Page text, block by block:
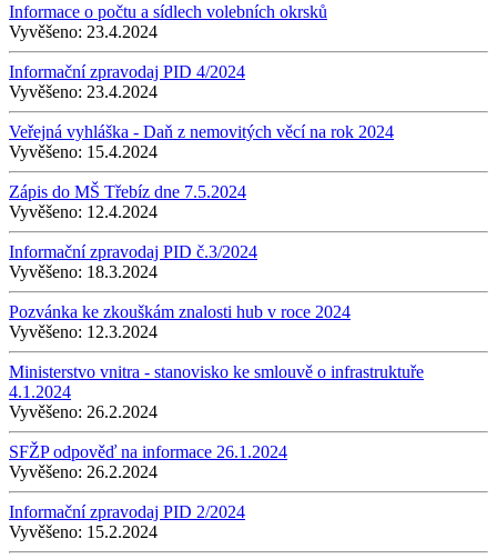
Informace o počtu a sídlech volebních okrsků
Vyvěšeno: 23.4.2024
Informační zpravodaj PID 4/2024
Vyvěšeno: 23.4.2024
Veřejná vyhláška - Daň z nemovitých věcí na rok 2024
Vyvěšeno: 15.4.2024
Zápis do MŠ Třebíz dne 7.5.2024
Vyvěšeno: 12.4.2024
Informační zpravodaj PID č.3/2024
Vyvěšeno: 18.3.2024
Pozvánka ke zkouškám znalosti hub v roce 2024
Vyvěšeno: 12.3.2024
Ministerstvo vnitra - stanovisko ke smlouvě o infrastruktuře
4.1.2024
Vyvěšeno: 26.2.2024
SFŽP odpověď na informace 26.1.2024
Vyvěšeno: 26.2.2024
Informační zpravodaj PID 2/2024
Vyvěšeno: 15.2.2024